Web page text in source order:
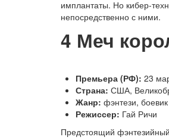
имплантаты. Но кибер-
непосредственно с ними.
4 Меч
Премьера (РФ): 23
Страна: США,
Жанр: фэнтези, боевик
Режиссер: Гай Ричи
Предстоящий